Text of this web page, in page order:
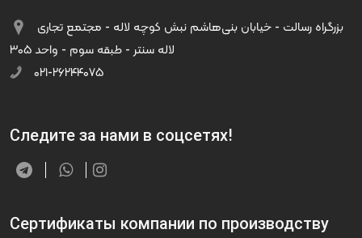
لاله سنتر - طبقه سوم - واحد ۳۰۵
۰۲۱-۲۶۲۴۴۰۷۵
Следите за нами в соцсетях!
Сертификаты компании по производству